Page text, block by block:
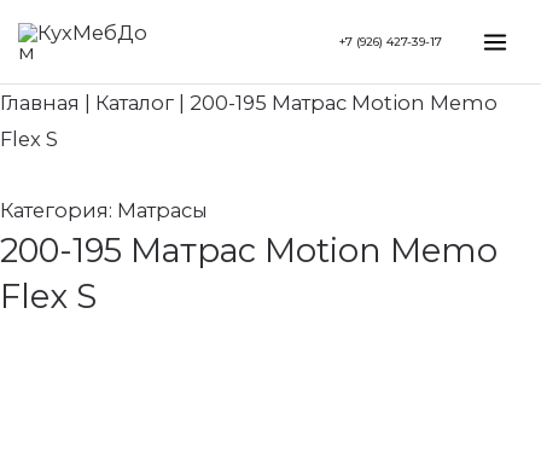
Перейти
содержимому
+7 (926) 427-39-17
Главная Каталог
200-195 Матрас Motion Memo
Flex S
Категория: Матрасы
200-195 Матрас Motion Memo
Flex S
Search...